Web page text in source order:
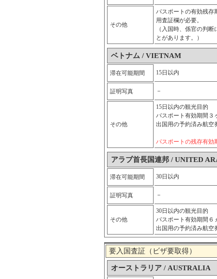
その他
パスポートの有効残存
用査証欄が必要。
（入国時、係官の判
とがあります。）
ベトナム / VIETNAM
滞在可能期間 15日以内
証明写真 －
その他
15日以内の観光目的
パスポート有効期間３
出国用の予約済み航空
パスポートの残存有効
アラブ首長国連邦 / UNITED
滞在可能期間 30日以内
証明写真 －
その他
30日以内の観光目的
パスポート有効期間６
出国用の予約済み航空
要入国査証（ビザ要取得）
オーストラリア / AUSTRALIA